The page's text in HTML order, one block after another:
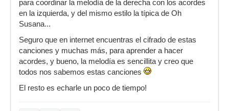
para coordinar la melodía de la derecha con los acordes
en la izquierda, y del mismo estilo la típica de Oh
Susana...
Seguro que en internet encuentras el cifrado de estas
canciones y muchas más, para aprender a hacer
acordes, y bueno, la melodía es sencillita y creo que
todos nos sabemos estas canciones
El resto es echarle un poco de tiempo!